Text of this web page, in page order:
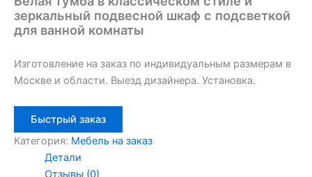
зеркальный подвесной шкаф с подсветкой
для ванной комнаты
Изготовление на заказ по индивидуальным размерам в
Москве и области. Выезд дизайнера. Установка.
Быстрый заказ
Категория: Мебель на заказ
Детали
Отзывы (0)